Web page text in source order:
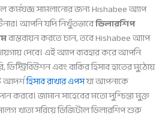
কর্মযজ্ঞ সামলানোর জন্য Hishabee অ্যাপ
আপনি যদি নিখুঁতভাবেডিলারশিপ
বাস্তবায়ন করতে চান, তবে Hishabee অ্যাপ
দেবে। এই অ্যাপ ব্যবহার করে আপনি
এবং বাকির হিসাব হাতের মুঠোয়
আদর্শহিসাব রাখার এপসযা আপনাকে
করবে। জামান সাহেবের মতো দুশ্চিন্তা মুক্ত
খাতা সরিয়ে ডিজিটাল ডিলারশিপ শুরু